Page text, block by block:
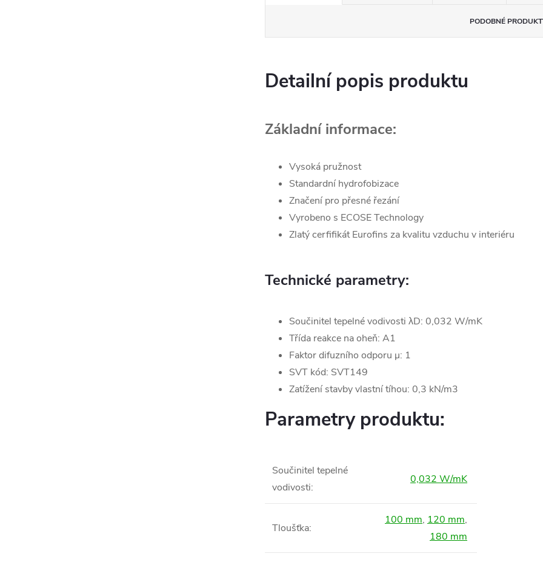
PODOBNÉ
Detailní popis produktu
Základní informace:
Vysoká pružnost
Standardní hydrofobizace
Značení pro přesné řezání
Vyrobeno s ECOSE Technology
Zlatý cerfifikát Eurofins za kvalitu vzduchu v interiéru
Technické parametry:
Součinitel tepelné vodivosti λD: 0,032 W/mK
Třída reakce na oheň: A1
Faktor difuzního odporu μ: 1
SVT kód: SVT149
Zatížení stavby vlastní tíhou: 0,3 kN/m3
Parametry produktu:
Součinitel tepelné
vodivosti:
0,032 W/mK
Tloušťka:
100 mm, 120 mm,
180 mm